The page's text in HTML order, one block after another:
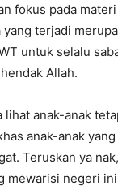
fokus pada
terjadi
untuk selalu
Allah.
lihat anak-anak
anak-anak
Teruskan ya
mewarisi negeri